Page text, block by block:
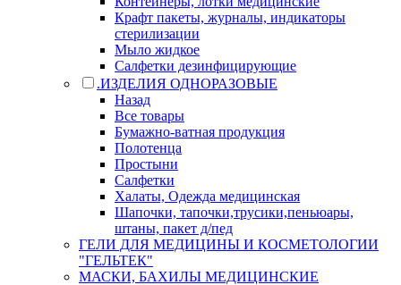
Крафт пакеты, журналы, индикаторы
стерилизации
Мыло жидкое
Салфетки дезинфицирующие
.ИЗДЕЛИЯ ОДНОРАЗОВЫЕ
Назад
Все товары
Бумажно-ватная продукция
Полотенца
Простыни
Салфетки
Халаты, Одежда медицинская
Шапочки, тапочки,трусики,пеньюары,
штаны, пакет д/пед
ГЕЛИ ДЛЯ МЕДИЦИНЫ И КОСМЕТОЛОГИИ
"ГЕЛЬТЕК"
МАСКИ, БАХИЛЫ МЕДИЦИНСКИЕ